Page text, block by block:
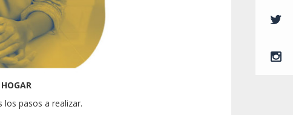
pasos a realizar.